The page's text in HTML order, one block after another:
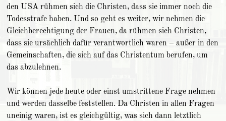
den USA rühmen sich die Christen, dass sie immer noch die
Todesstrafe haben. Und so geht es weiter, wir nehmen die
Gleichberechtigung der Frauen, da rühmen sich Christen,
dass sie ursächlich dafür verantwortlich waren – außer in den
Gemeinschaften, die sich auf das Christentum berufen, um
das abzulehnen.
Wir können jede heute oder einst umstrittene Frage nehmen
und werden dasselbe feststellen. Da Christen in allen Fragen
uneinig waren, ist es gleichgültig, was sich dann letztlich